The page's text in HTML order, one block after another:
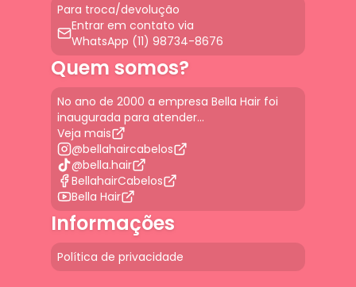
Para troca/devolução
Entrar em contato via
WhatsApp (11) 98734-8676
Quem somos?
No ano de 2000 a empresa Bella Hair foi
inaugurada para atender...
Veja mais
@bellahaircabelos
@bella.hair
BellahairCabelos
Bella Hair
Informações
Política de privacidade